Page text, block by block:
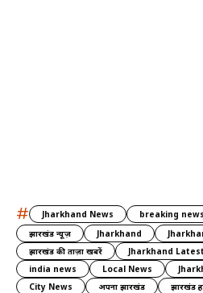
# Jharkhand News breaking news
झारखंड न्यूज़
Jharkhand
झारखंड की ताज़ा खबरें
Jharkhand
india news
Local News
City News
अपना झारखंड
झारखंड